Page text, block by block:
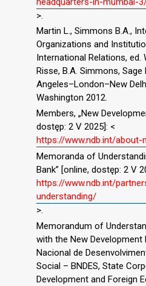
>.
Martin L., Simmons B.A.,
Organizations and
International Relations, ed.
Risse, B.A. Simmons,
Angeles–London–New
Washington 2012.
Members, „New
dostęp: 2 V 2025]: <
https://www.ndb.int/
Memoranda of
Bank” [online, dostęp: 2 V
https://www.ndb.int/
understanding/
>.
Memorandum of
with the New Development
Nacional de
Social – BNDES, State
Development and Foreign